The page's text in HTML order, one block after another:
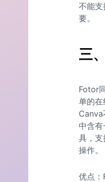
不能支
要。
三
Fotor
单的在
中含
具，
操作。
优点